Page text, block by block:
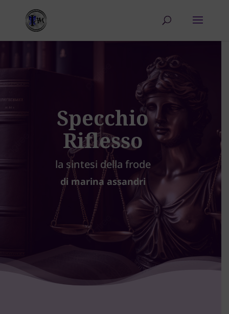
Specchio
Riflesso
la sintesi della frode
di marina assandri